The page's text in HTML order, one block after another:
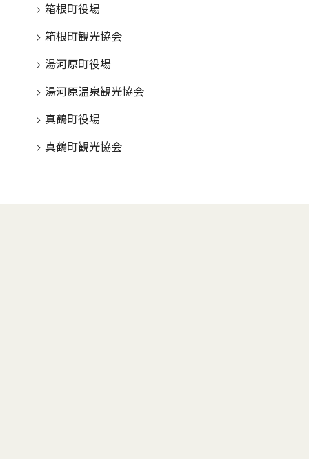
箱根町役場
箱根町観光協会
湯河原町役場
湯河原温泉観光協会
真鶴町役場
真鶴町観光協会